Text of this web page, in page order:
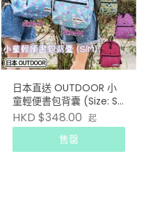
日本直送 OUTDOOR 小
童輕便書包背囊 (Size: S /
M )
HKD $348.00 起
售罄